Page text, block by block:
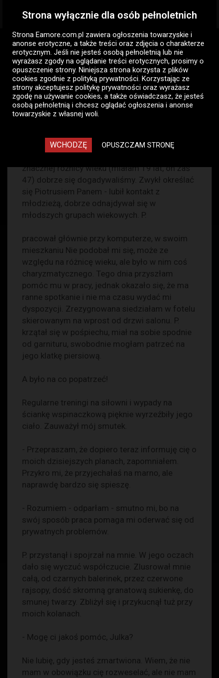
Eamore.com.pl
Opowiadania erotyczne
Pracowity dzień
Pracowity dzień
Poniedziałek, 20 lipiec 2015, 23:07
1561
0
0
P. poznałam przypadkiem, był trochę jak
znacznej różnicy wieku (miałam 19 lat, on zaś
47) dobrze się dogadywaliśmy. Zwykł określać
się Piotrusiem Panem - lubił kontakt z
młodzieżą, dobrze odnajdywał się w
młodszych grupach wiekowych. P.
pracował głównie przy komputerze, w swoim
mieszkaniu Nie podobał mi się, może ze
względu na różnicę wieku, ale było w nim coś
charyzmatycznego. Tego dnia przyszłam
pomóc mu w pracy, jednak okazało się, że ma
ranne spotkanie i nie ma czasu wydać mi
dyspozycji. Zrezygnowana siedziałam w fotelu
skierowanym na wprost od drzwi salonu. P.
krzątał się w pośpiechu, miał na sobie spodnie
od garnituru, swobodnie mogłam patrzeć na
jego klatkę piersiową.
A było na co popatrzeć!
Regularne treningi na siłowni i wypady na
ściankę wspinaczkową pięknie wyrzeźbiły jego
ciało. Zauważył mój smutek.
- Przepraszam, że dopiero teraz informuję cię o
moich dzisiejszych planach, zapomniałem.
Przykro mi, że przyjechałaś na marno, ale
naprawdę bardzo się spieszę.
- Rozumiem - odparłam - smutno mi, bo na
swój sposób praca pomaga mi oderwać się od
prywatnych problemów.
P. przystanął i spojrzał na mnie. W jego oczach
dało się wyczuć współczucie. Zlusrował mnie
całą, od czarnych balerinek, przez czerwone
rajsopy, dość skromną granatową sukienkę, do
smunej twarzy. Zbliżył się i przykucnął tuż przy
moich kolanach.
- Mogę ci jakoś pomóc, Julka?
Nie lubię, gdy jesteś zmartwiona. Wiem, że nie
mam w obowiązku cię rozweselać, ale nie mam
Strona wyłącznie dla osób pełnoletnich
Strona Eamore.com.pl zawiera ogłoszenia towarzyskie i
anonse erotyczne, a także treści oraz zdjęcia o charakterze
erotycznym. Jeśli nie jesteś osobą pełnoletnią lub nie
wyrażasz zgody na oglądanie treści erotycznych, prosimy o
opuszczenie strony. Niniejsza strona korzysta z plików
cookies zgodnie z polityką prywatności. Korzystając ze
strony akceptujesz politykę prywatności oraz wyrażasz
zgodę na używanie cookies, a także oświadczasz, że jesteś
osobą pełnoletnią i chcesz oglądać ogłoszenia i anonse
towarzyskie z własnej woli.
WCHODZĘ OPUSZCZAM STRONĘ